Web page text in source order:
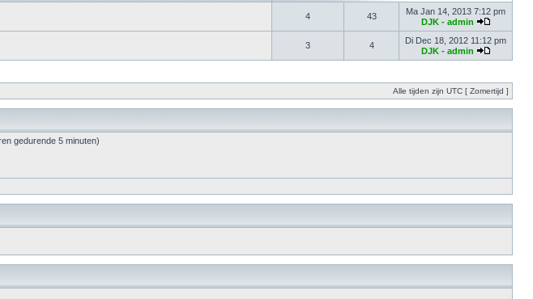
4 43
Ma Jan 14, 2013 7:12 pm
DJK - admin
3 4
Di Dec 18, 2012 11:12 pm
DJK - admin
Alle tijden zijn UTC [ Zomertijd ]
gedurende 5 minuten)